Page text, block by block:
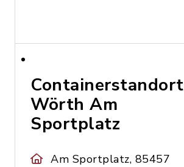
Containerstandort
Wörth Am
Sportplatz
Am Sportplatz, 85457